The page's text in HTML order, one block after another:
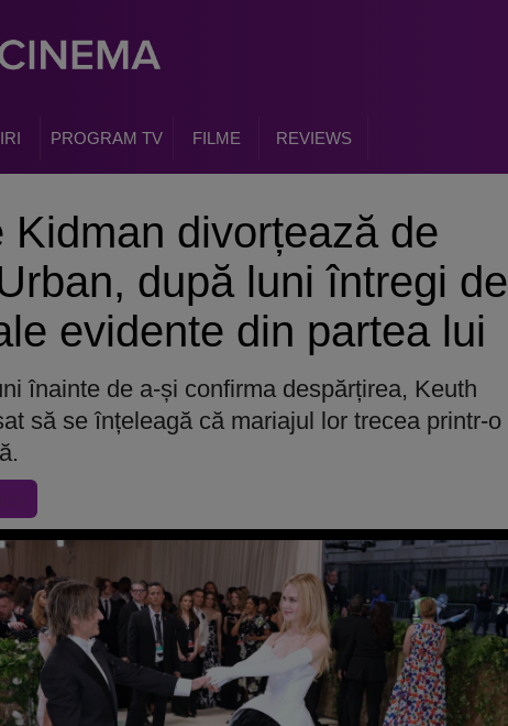
PROGRAM TV FILME REVIEWS
Kidman divorțează de
după luni întregi de
evidente din partea lui
înainte de a-și confirma despărțirea, Keuth
să se înțeleagă că mariajul lor trecea printr-o